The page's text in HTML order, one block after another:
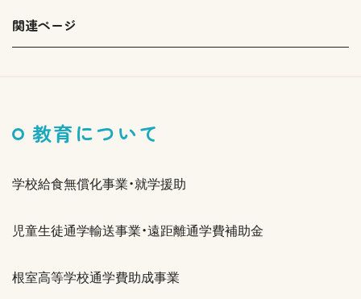
関連ページ
教育について
学校給食無償化事業・就学援助
児童生徒通学輸送事業・遠距離通学費補助金
根室高等学校通学費助成事業